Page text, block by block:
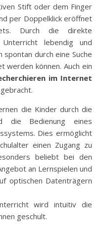
Stift oder dem Finger
per Doppelklick eröffnet
Durch die direkte
lebendig und
durch eine Suche
werden können. Auch ein
im Internet
die Kinder durch die
die Bedienung eines
Dies ermöglicht
einen Zugang zu
beliebt bei den
an Lernspielen und
optischen Datenträgern
wird intuitiv die
geschult.